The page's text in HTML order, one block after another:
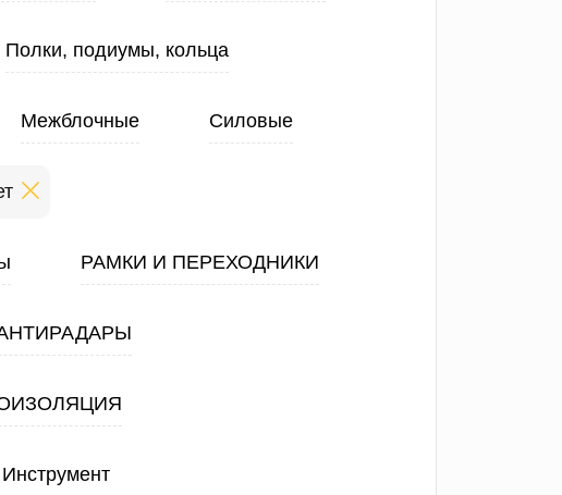
Полки, подиумы, кольца
Межблочные Силовые
РАМКИ И ПЕРЕХОДНИКИ
Инструмент